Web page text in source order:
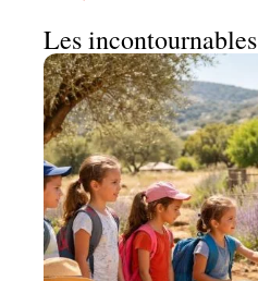
Les incontournables